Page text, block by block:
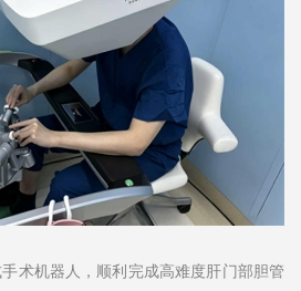
术机器人，顺利完成高难度肝门部胆管